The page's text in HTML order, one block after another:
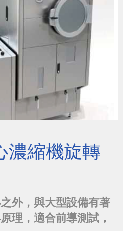
在轉孔表面形成均勻
蒸氣的快速熱交換，
濃縮機旋轉
外，與大型設備有著
理，適合前導測試，